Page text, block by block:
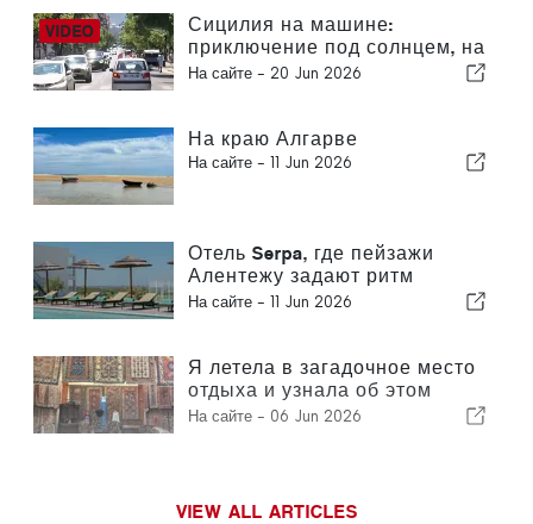
Сицилия на машине:
приключение под солнцем, на
скорости и с легким трепетом
На сайте - 20 Jun 2026
На краю Алгарве
На сайте - 11 Jun 2026
Отель Serpa, где пейзажи
Алентежу задают ритм
времени
На сайте - 11 Jun 2026
Я летела в загадочное место
отдыха и узнала об этом
только после приземления.
На сайте - 06 Jun 2026
VIEW ALL ARTICLES